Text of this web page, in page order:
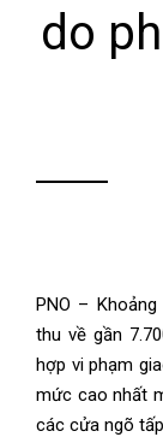
do
PNO –
thu về gần
hợp vi phạm
mức cao nhất
các cửa ngõ